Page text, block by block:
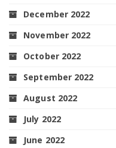
December 2022
November 2022
October 2022
September 2022
August 2022
July 2022
June 2022